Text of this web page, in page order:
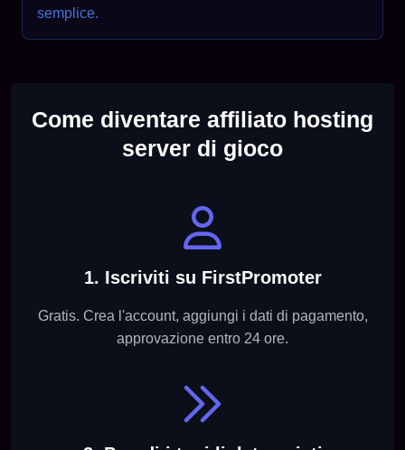
semplice.
Come diventare affiliato hosting
server di gioco
1. Iscriviti su FirstPromoter
Gratis. Crea l'account, aggiungi i dati di pagamento,
approvazione entro 24 ore.